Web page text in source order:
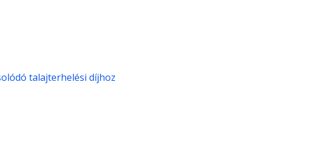
talajterhelési díjhoz